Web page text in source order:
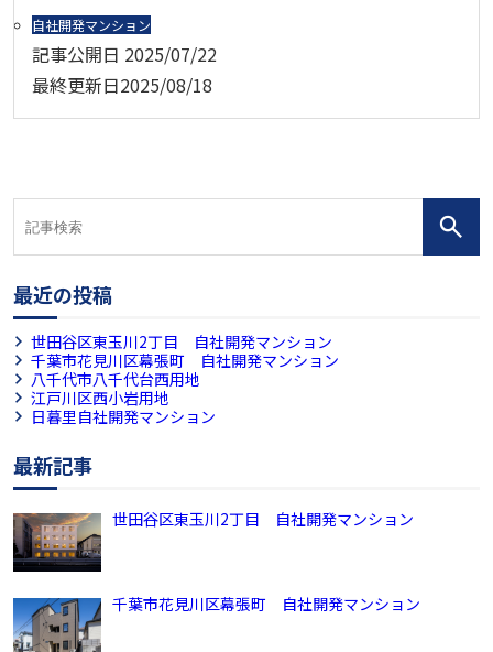
自社開発マンション
記事公開日 2025/07/22
最終更新日2025/08/18
最近の投稿
世田谷区東玉川2丁目 自社開発マンション
千葉市花見川区幕張町 自社開発マンション
八千代市八千代台西用地
江戸川区西小岩用地
日暮里自社開発マンション
最新記事
世田谷区東玉川2丁目 自社開発マンション
千葉市花見川区幕張町 自社開発マンション